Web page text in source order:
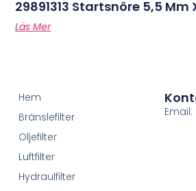
29891313 Startsnöre 5,5 Mm
Läs Mer
Hem
Bränslefilter
Oljefilter
Luftfilter
Hydraulfilter